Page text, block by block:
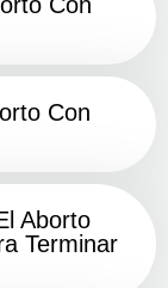
Con
Aborto
Terminar